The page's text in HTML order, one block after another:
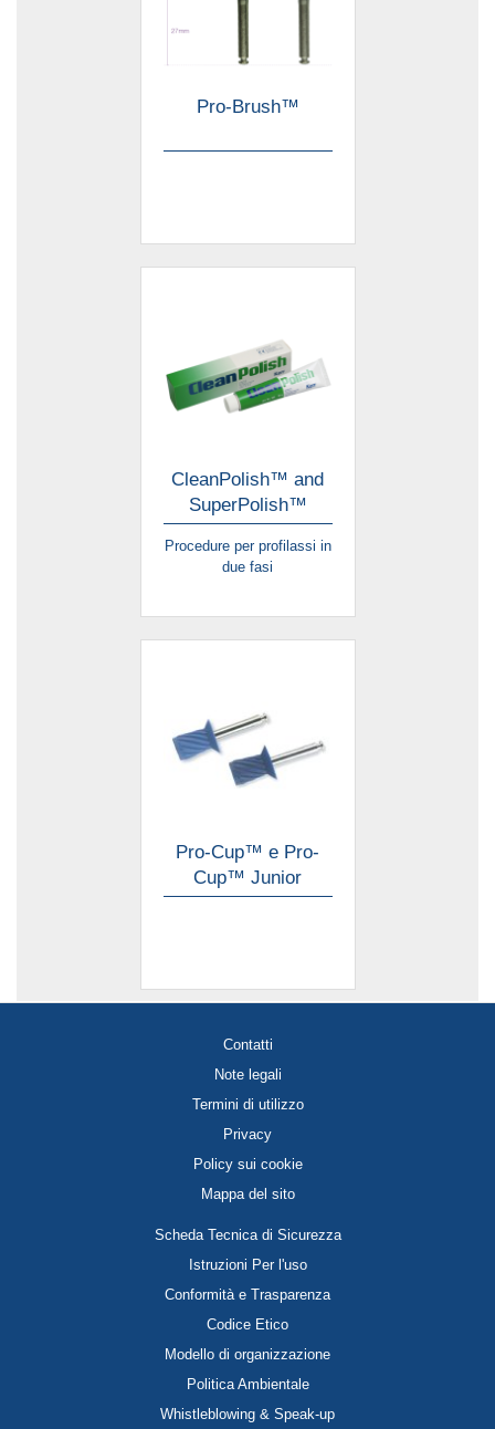
Pro-Brush™
CleanPolish™ and
SuperPolish™
Procedure per profilassi in
due fasi
Pro-Cup™ e Pro-
Cup™ Junior
Contatti
Note legali
Termini di utilizzo
Privacy
Policy sui cookie
Mappa del sito
Scheda Tecnica di Sicurezza
Istruzioni Per l'uso
Conformità e Trasparenza
Codice Etico
Modello di organizzazione
Politica Ambientale
Whistleblowing & Speak-up